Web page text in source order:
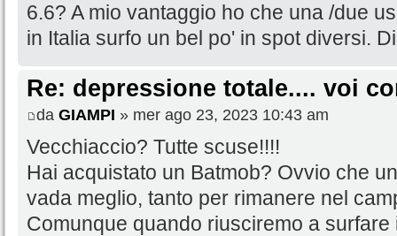
6.6? A mio vantaggio ho che una /due
in Italia surfo un bel po' in spot diversi.
Re: depressione totale.... voi
da GIAMPI » mer ago 23, 2023 10:43 am
Vecchiaccio? Tutte scuse!!!!
Hai acquistato un Batmob? Ovvio che
vada meglio, tanto per rimanere nel
Comunque quando riusciremo a